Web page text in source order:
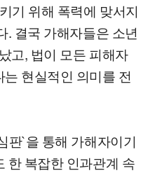
기 위해 폭력에 맞서지
. 결국 가해자들은 소년
고, 법이 모든 피해자
현실적인 의미를 전
판`을 통해 가해자이기
한 복잡한 인과관계 속